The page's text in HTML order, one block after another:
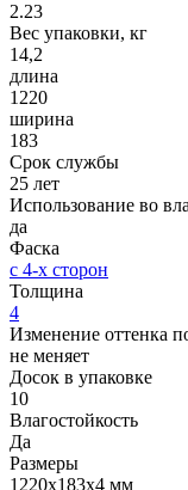
2.23
Вес упаковки, кг
14,2
длина
1220
ширина
183
Срок службы
25 лет
Использование во
да
Фаска
с 4-х сторон
Толщина
4
Изменение оттенка
не меняет
Досок в упаковке
10
Влагостойкость
Да
Размеры
1220х183х4 мм